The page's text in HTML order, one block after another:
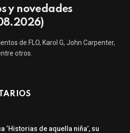
y novedades
de FLO, Karol G, John Carpenter,
otros.
‘Historias de aquella niña’, su